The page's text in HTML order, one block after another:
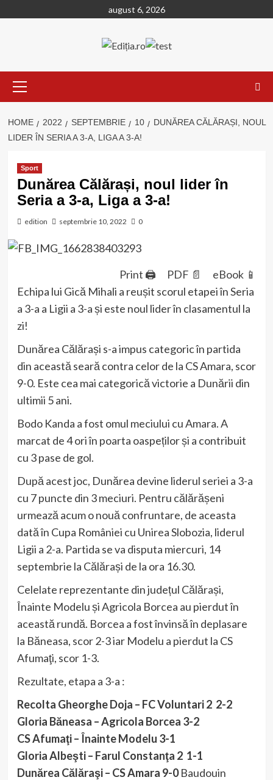
to
august 6, 2026
Menu
HOME 2022 SEPTEMBRIE 10
DUNĂREA CĂLĂRAȘI, NOUL
LIDER ÎN SERIA A 3-A, LIGA A 3-A!
Sport
Dunărea Călărași, noul lider în
Seria a 3-a, Liga a 3-a!
edition septembrie 10, 2022 0
Print 🖨 PDF 📄
eBook 📱
Echipa lui Gică Mihali a reușit scorul etapei în Seria
a 3-a a Ligii a 3-a și este noul lider în clasamentul la
zi!
Dunărea Călărași s-a impus categoric în partida
din această seară contra celor de la CS Amara, scor
9-0. Este cea mai categorică victorie a Dunării din
ultimii 5 ani.
Bodo Kanda a fost omul meciului cu Amara. A
marcat de 4 ori în poarta oaspeților și a contribuit
cu 3 pase de gol.
După acest joc, Dunărea devine liderul seriei a 3-a
cu 7 puncte din 3 meciuri. Pentru călărășeni
urmează acum o nouă confruntare, de aceasta
dată în Cupa României cu Unirea Slobozia, liderul
Ligii a 2-a. Partida se va disputa miercuri, 14
septembrie la Călărași de la ora 16.30.
Celelate reprezentante din județul Călărași,
Înainte Modelu și Agricola Borcea au pierdut în
această rundă. Borcea a fost învinsă în deplasare
la Băneasa, scor 2-3 iar Modelu a pierdut la CS
Afumaţi, scor 1-3.
Rezultate, etapa a 3-a :
Recolta Gheorghe Doja – FC Voluntari 2 2-2
Gloria Băneasa – Agricola Borcea 3-2
CS Afumaţi – Înainte Modelu 3-1
Gloria Albeşti – Farul Constanţa 2 1-1
Dunărea Călăraşi – CS Amara 9-0Baudouin